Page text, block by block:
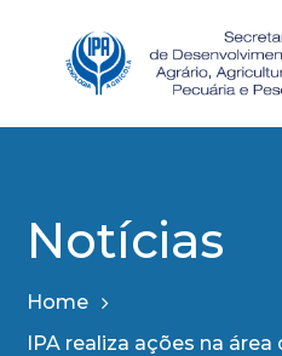
Notícias
Home
IPA realiza ações na